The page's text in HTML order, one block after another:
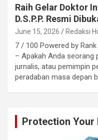
Raih Gelar Doktor
D.S.P.P. Resmi
June 15, 2026 Redaksi
7 / 100 Powered by
– Apakah Anda seorang
jurnalis, atau pemimpin
peradaban masa depan
Protection Your